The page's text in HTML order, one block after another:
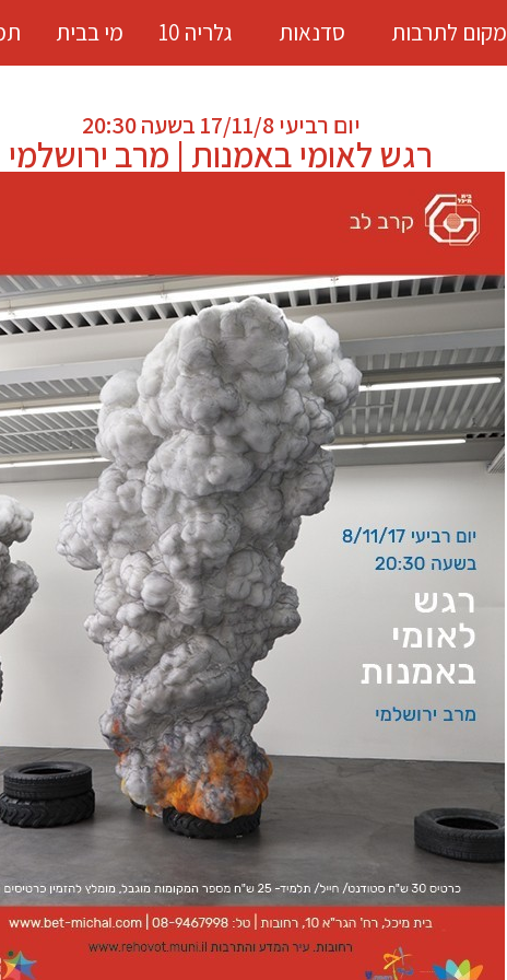
מקום לתרבות סדנאות גלריה 10 מי בבית
יום רביעי 17/11/8 בשעה 20:30
רגש לאומי באמנות | מרב ירושלמי